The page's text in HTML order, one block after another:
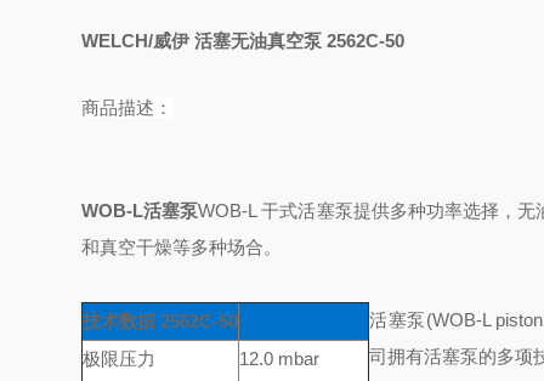
WELCH/威伊 活塞无油真空泵 2562C-50
商品描述：
WOB-L活塞泵WOB-L 干式活塞泵提供多种功率选择，
和真空干燥等多种场合。
技术数据 2562C-50
极限压力
12.0 mbar
活塞泵(WOB-L
司拥有活塞泵的多项